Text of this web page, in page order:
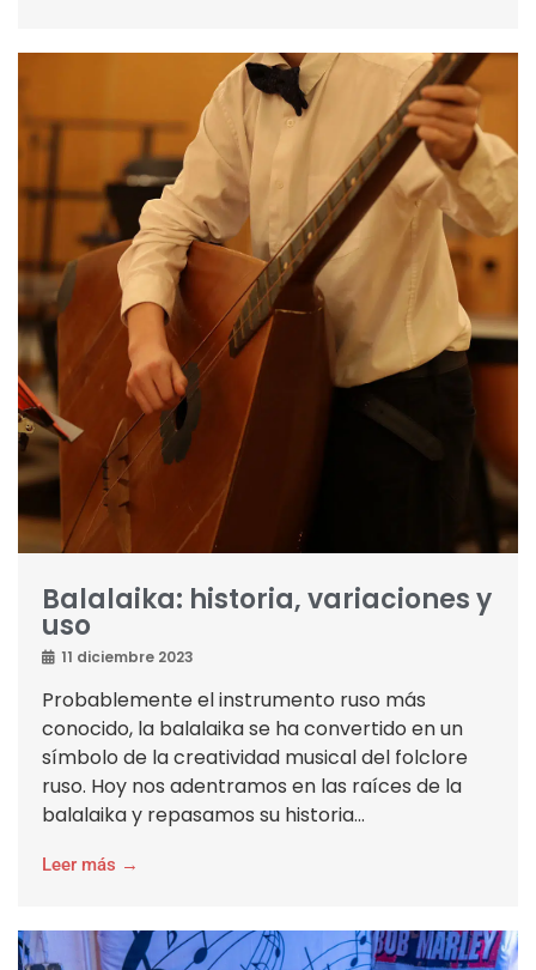
Balalaika: historia, variaciones y
uso
11 diciembre 2023
Probablemente el instrumento ruso más
conocido, la balalaika se ha convertido en un
símbolo de la creatividad musical del folclore
ruso. Hoy nos adentramos en las raíces de la
balalaika y repasamos su historia...
Leer más →